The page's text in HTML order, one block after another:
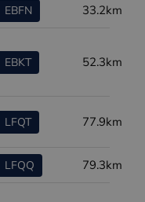
EBFN 33.2km
EBKT 52.3km
LFQT 77.9km
LFQQ 79.3km